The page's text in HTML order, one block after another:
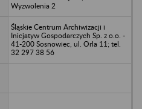
Wyzwolenia 2
Śląskie Centrum Archiwizacji i
Inicjatyw Gospodarczych Sp. z o.o. -
41-200 Sosnowiec, ul. Orla 11; tel.
32 297 38 56